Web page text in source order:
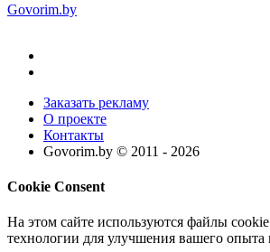
Govorim.by
Заказать рекламу
О проекте
Контакты
Govorim.by © 2011 - 2026
Cookie Consent
На этом сайте используются файлы
технологии для улучшения вашего опыта